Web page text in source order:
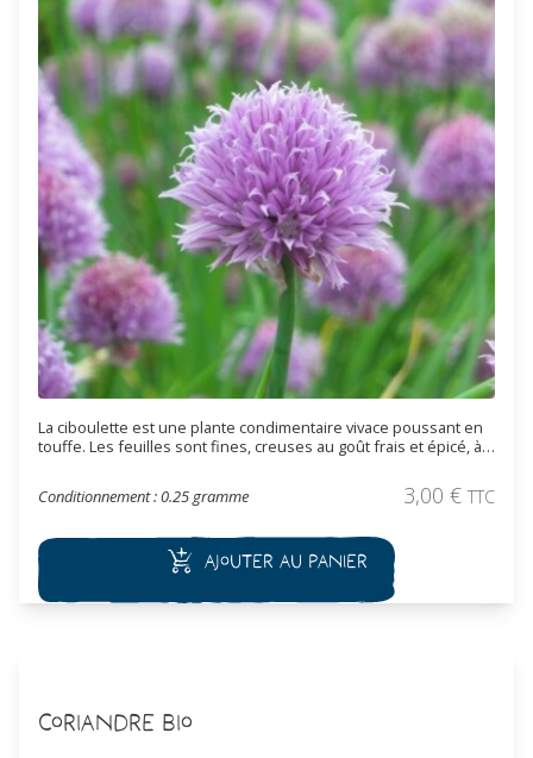
La ciboulette est une plante condimentaire vivace poussant en
touffe. Les feuilles sont fines, creuses au goût frais et épicé, à
crues ou cuites, et parfument les crudités, les salades, les
potages et les omelettes.
Conditionnement : 0.25 gramme 3,00 € TTC
Ajouter au panier
Coriandre Bio